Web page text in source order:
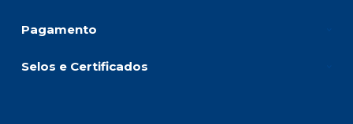
Pagamento
Selos e Certificados